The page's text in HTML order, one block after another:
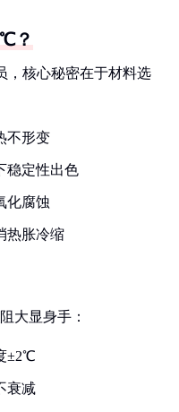
？
，核心秘密在于材料选
不形变
稳定性出色
化腐蚀
热胀冷缩
大显身手：
±2℃
衰减